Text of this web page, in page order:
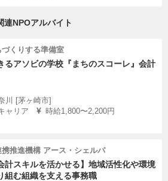
連NPOアルバイト
くりする準備室
るアソビの学校『まちのスコーレ』会計
川 [茅ヶ崎市]
ャリア
時給1,800〜2,200円
推進機構 アース・シェルパ
計スキルを活かせる】地域活性化や環境
組む組織を支える事務職